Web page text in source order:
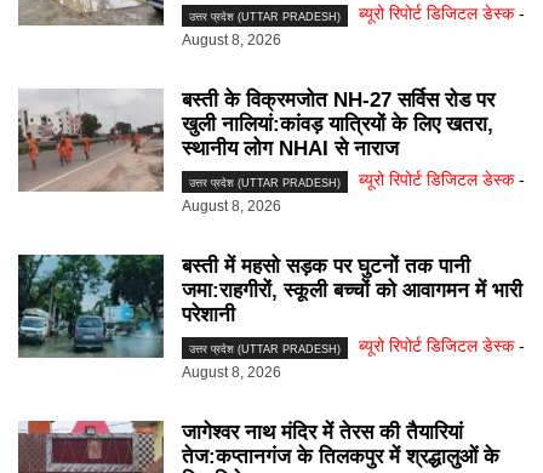
उत्तर प्रदेश (UTTAR PRADESH) ब्यूरो रिपोर्ट डिजिटल डेस्क -
August 8, 2026
बस्ती के विक्रमजोत NH-27 सर्विस रोड पर
खुली नालियां:कांवड़ यात्रियों के लिए खतरा,
स्थानीय लोग NHAI से नाराज
उत्तर प्रदेश (UTTAR PRADESH) ब्यूरो रिपोर्ट डिजिटल डेस्क -
August 8, 2026
बस्ती में महसो सड़क पर घुटनों तक पानी
जमा:राहगीरों, स्कूली बच्चों को आवागमन में भारी
परेशानी
उत्तर प्रदेश (UTTAR PRADESH) ब्यूरो रिपोर्ट डिजिटल डेस्क -
August 8, 2026
जागेश्वर नाथ मंदिर में तेरस की तैयारियां
तेज:कप्तानगंज के तिलकपुर में श्रद्धालुओं के